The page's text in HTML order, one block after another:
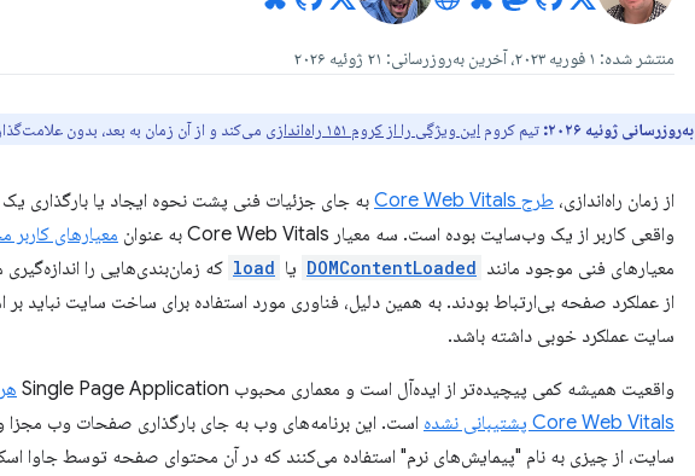
منتشر شده: ۱ فوریه ۲۰۲۳، آخرین به‌روزرسانی: ۲۱ ژوئیه ۲۰۲۶
به‌روزرسانی ژوئیه ۲۰۲۶: تیم کروم این ویژگی را از کروم ۱۵۱ راه‌اندازی می‌کند و از آن زمان به بعد، بدون
از زمان راه‌اندازی، طرح Core Web Vitals
به جای جزئیات فنی پشت نحوه ایجاد یا بارگذاری یک
واقعی کاربر از یک وب‌سایت بوده است. سه معیار Core Web Vitals به عنوان
معیارهای کاربر
معیارهای فنی موجود مانند DOMContentLoaded یا load که زمان‌بندی‌هایی را
از عملکرد صفحه بی‌ارتباط بودند. به همین دلیل، فناوری مورد استفاده برای ساخت سایت نباید بر
سایت عملکرد خوبی داشته باشد.
واقعیت همیشه کمی پیچیده‌تر از ایده‌آل است و معماری محبوب Single Page Application
Core Web Vitals پشتیبانی نشده
است. این برنامه‌های وب به جای بارگذاری صفحات وب مجزا و
سایت، از چیزی به نام "پیمایش‌های نرم" استفاده می‌کنند که در آن محتوای صفحه توسط جاوا